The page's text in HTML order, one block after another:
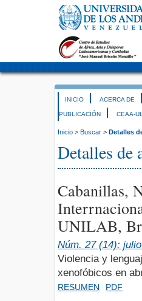
INICIO ACERCA DE
PUBLICACIÓN CEAA-
Inicio > Buscar > Detalles
Detalles de
Cabanillas,
UNILAB,
Núm. 27 (14):
Violencia y
xenofóbicos en
RESUMEN PDF